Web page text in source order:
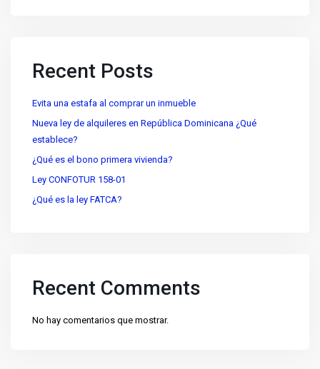
Recent Posts
Evita una estafa al comprar un inmueble
Nueva ley de alquileres en República Dominicana ¿Qué
establece?
¿Qué es el bono primera vivienda?
Ley CONFOTUR 158-01
¿Qué es la ley FATCA?
Recent Comments
No hay comentarios que mostrar.